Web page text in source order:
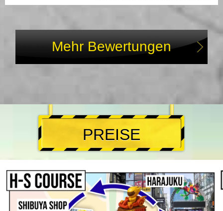
Mehr Bewertungen
PREISE